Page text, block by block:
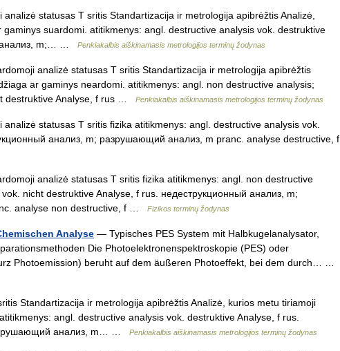
statusas T sritis Standartizacija ir metrologija apibrėžtis Analizė,
suardomi. atitikmenys: angl. destructive analysis vok. destruktive
анализ, m;… …
Penkiakalbis aiškinamasis metrologijos terminų žodynas
analizė statusas T sritis Standartizacija ir metrologija apibrėžtis
ar gaminys neardomi. atitikmenys: angl. non destructive analysis;
destruktive Analyse, f rus …
Penkiakalbis aiškinamasis metrologijos terminų žodynas
statusas T sritis fizika atitikmenys: angl. destructive analysis vok.
анализ, m; разрушающий анализ, m pranc. analyse destructive, f
analizė statusas T sritis fizika atitikmenys: angl. non destructive
nicht destruktive Analyse, f rus. недеструкционный анализ, m;
analyse non destructive, f …
Fizikos terminų žodynas
Analyse — Typisches PES System mit Halbkugelanalysator,
Die Photoelektronenspektroskopie (PES) oder
Photoemission) beruht auf dem äußeren Photoeffekt, bei dem durch… …
Standartizacija ir metrologija apibrėžtis Analizė, kurios metu tiriamoji
angl. destructive analysis vok. destruktive Analyse, f rus.
анализ, m… …
Penkiakalbis aiškinamasis metrologijos terminų žodynas